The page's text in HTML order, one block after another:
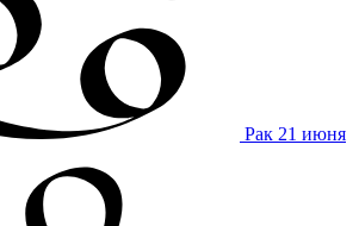
Рак 21 июня